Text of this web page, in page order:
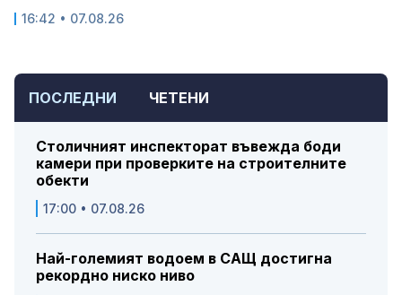
ПОСЛЕДНИ ЧЕТЕНИ
Столичният инспекторат въвежда боди
камери при проверките на строителните
обекти
17:00 • 07.08.26
Най-големият водоем в САЩ достигна
рекордно ниско ниво
16:42 • 07.08.26